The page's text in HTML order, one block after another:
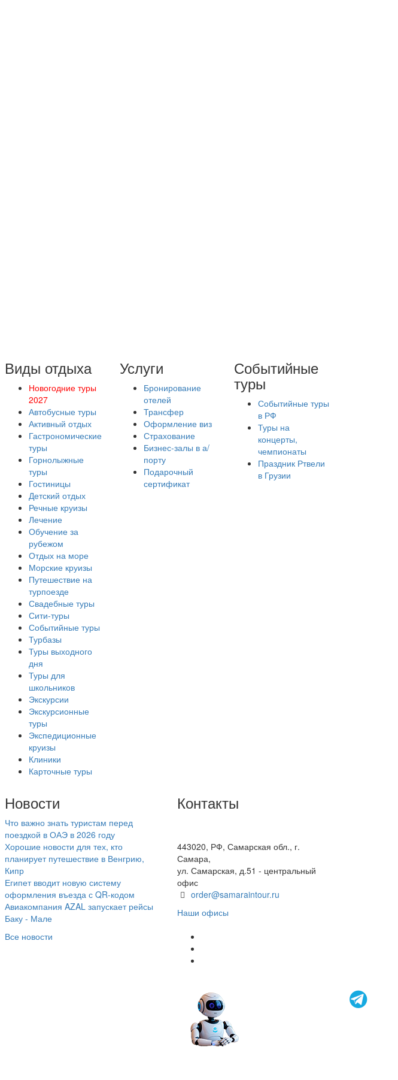
Виды отдыха
Новогодние туры
2027
Автобусные туры
Активный отдых
Гастрономические
туры
Горнолыжные
туры
Гостиницы
Детский отдых
Речные круизы
Лечение
Обучение за
рубежом
Отдых на море
Морские круизы
Путешествие на
турпоезде
Свадебные туры
Сити-туры
Событийные туры
Турбазы
Туры выходного
дня
Туры для
школьников
Экскурсии
Экскурсионные
туры
Экспедиционные
круизы
Клиники
Карточные туры
Услуги
Бронирование
отелей
Трансфер
Оформление виз
Страхование
Бизнес-залы в а/
порту
Подарочный
сертификат
Событийные
туры
Событийные туры
в РФ
Туры на
концерты,
чемпионаты
Праздник Ртвели
в Грузии
Новости
Что важно знать туристам перед
поездкой в ОАЭ в 2026 году
Хорошие новости для тех, кто
планирует путешествие в Венгрию,
Кипр
Египет вводит новую систему
оформления въезда с QR-кодом
Авиакомпания AZAL запускает рейсы
Баку - Мале
Все новости
Контакты
443020, РФ, Самарская обл., г.
Самара,
ул. Самарская, д.51 - центральный
офис
order@samaraintour.ru
Наши офисы